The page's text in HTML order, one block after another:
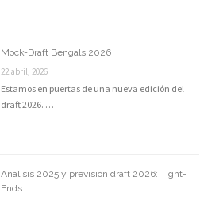
Mock-Draft Bengals 2026
22 abril, 2026
Estamos en puertas de una nueva edición del
draft 2026. …
Análisis 2025 y previsión draft 2026: Tight-
Ends